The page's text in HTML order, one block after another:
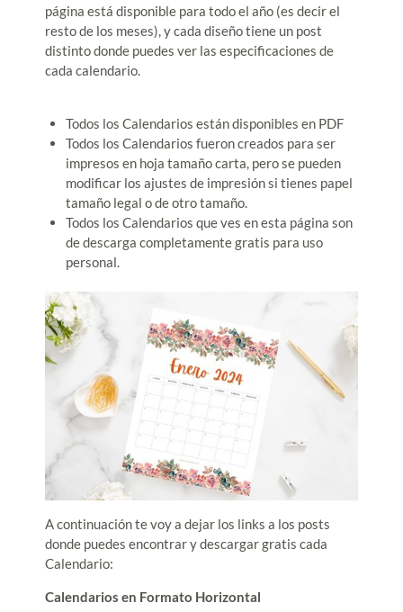
página está disponible para todo el año (es decir el
resto de los meses), y cada diseño tiene un post
distinto donde puedes ver las especificaciones de
cada calendario.
Todos los Calendarios están disponibles en PDF
Todos los Calendarios fueron creados para ser
impresos en hoja tamaño carta, pero se pueden
modificar los ajustes de impresión si tienes papel
tamaño legal o de otro tamaño.
Todos los Calendarios que ves en esta página son
de descarga completamente gratis para uso
personal.
A continuación te voy a dejar los links a los posts
donde puedes encontrar y descargar gratis cada
Calendario:
Calendarios en Formato Horizontal